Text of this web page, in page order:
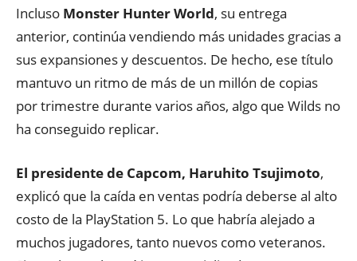
Incluso Monster Hunter World, su entrega
anterior, continúa vendiendo más unidades gracias a
sus expansiones y descuentos. De hecho, ese título
mantuvo un ritmo de más de un millón de copias
por trimestre durante varios años, algo que Wilds no
ha conseguido replicar.
El presidente de Capcom, Haruhito Tsujimoto,
explicó que la caída en ventas podría deberse al alto
costo de la PlayStation 5. Lo que habría alejado a
muchos jugadores, tanto nuevos como veteranos.